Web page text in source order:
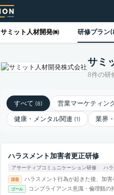
サミット人材開発㈱ 研修プラン
サミ
8件の研
すべて (8) 営業マーケティン
健康・メンタル関連 (1) 業界
ハラスメント加害者更正研修
アサーティブコミュニケーション研修 ハ
課題 ハラスメント行為が起きた後、加
ゴール
コンプライアンス意識・倫理観の